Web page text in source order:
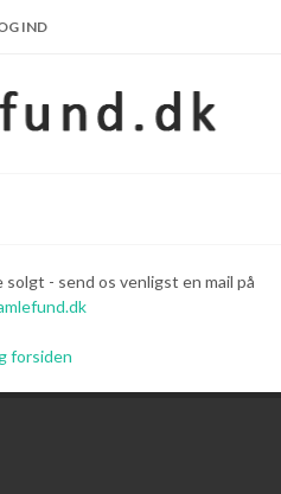
IND
- send os venligst en mail på
forsiden